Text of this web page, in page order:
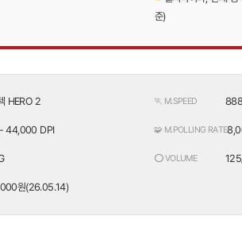
준)
HERO 2
44,000 DPI
원(26.05.14)
🏃 M.SPEED
🧩 M.POLLING RATE
⭕ VOLUME